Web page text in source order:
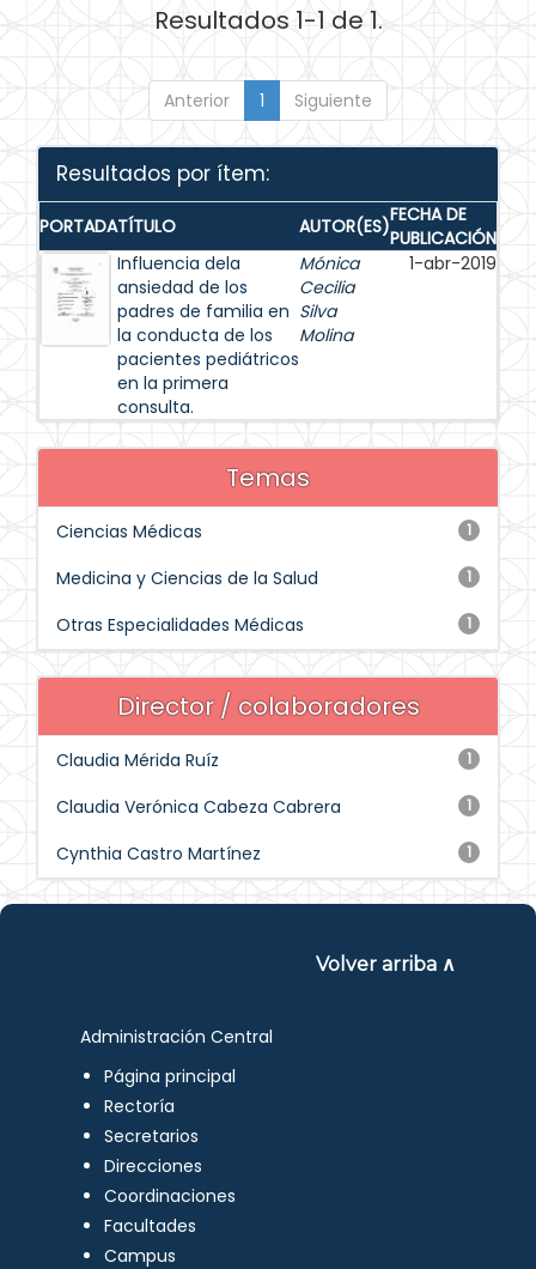
Resultados 1-1 de 1.
Anterior 1 Siguiente
Resultados por ítem:
PORTADATÍTULO AUTOR(ES)FECHA DE
PUBLICACIÓN
Influencia dela
ansiedad de los
padres de familia en
la conducta de los
pacientes pediátricos
en la primera
consulta.
Mónica
Cecilia
Silva
Molina
1-abr-2019
Temas
1
Ciencias Médicas
1
Medicina y Ciencias de la Salud
1
Otras Especialidades Médicas
Director / colaboradores
1
Claudia Mérida Ruíz
1
Claudia Verónica Cabeza Cabrera
1
Cynthia Castro Martínez
Volver arriba ∧
Administración Central
Página principal
Rectoría
Secretarios
Direcciones
Coordinaciones
Facultades
Campus